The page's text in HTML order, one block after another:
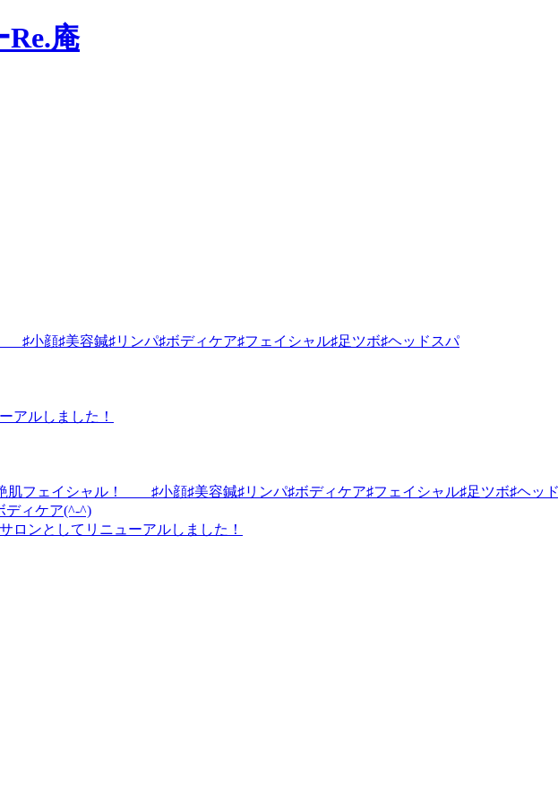
小顔♯美容鍼♯リンパ♯ボディケア♯フェイシャル♯足ツボ♯ヘッドスパ
アルしました！
肌フェイシャル！ ♯小顔♯美容鍼♯リンパ♯ボディケア♯フェイシャル♯足ツボ♯ヘッ
ディケア(^-^)
ロンとしてリニューアルしました！